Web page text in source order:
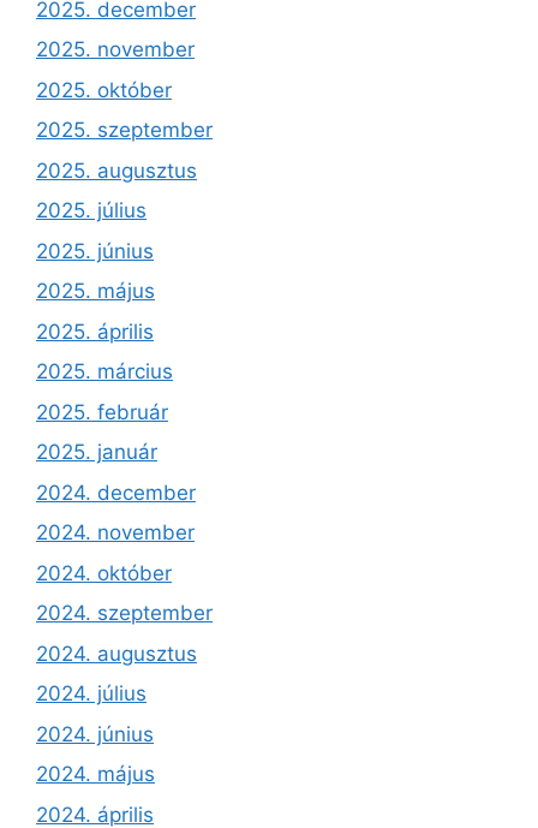
2025. december
2025. november
2025. október
2025. szeptember
2025. augusztus
2025. július
2025. június
2025. május
2025. április
2025. március
2025. február
2025. január
2024. december
2024. november
2024. október
2024. szeptember
2024. augusztus
2024. július
2024. június
2024. május
2024. április